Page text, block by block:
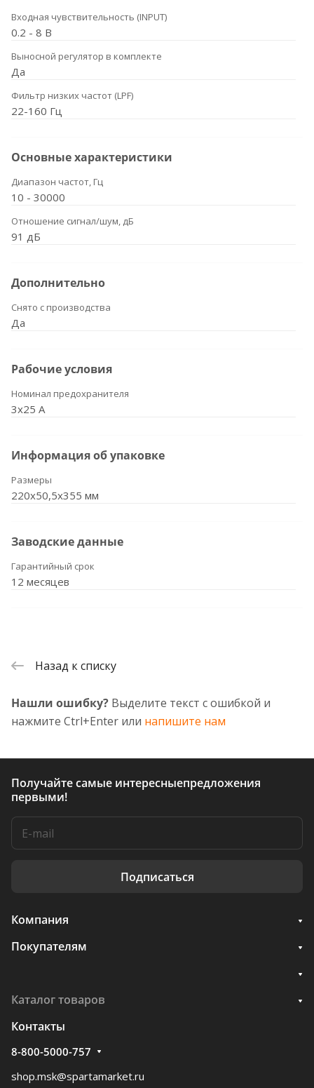
Входная чувствительность (INPUT)
0.2 - 8 В
Выносной регулятор в комплекте
Да
Фильтр низких частот (LPF)
22-160 Гц
Основные характеристики
Диапазон частот, Гц
10 - 30000
Отношение сигнал/шум, дБ
91 дБ
Дополнительно
Снято с производства
Да
Рабочие условия
Номинал предохранителя
3x25 А
Информация об упаковке
Размеры
220x50,5x355 мм
Заводские данные
Гарантийный срок
12 месяцев
Назад к списку
Нашли ошибку? Выделите текст с ошибкой и
нажмите Ctrl+Enter или напишите нам
Получайте самые интересныепредложения
первыми!
Подписаться
Компания
Покупателям
Каталог товаров
Контакты
8-800-5000-757
shop.msk@spartamarket.ru